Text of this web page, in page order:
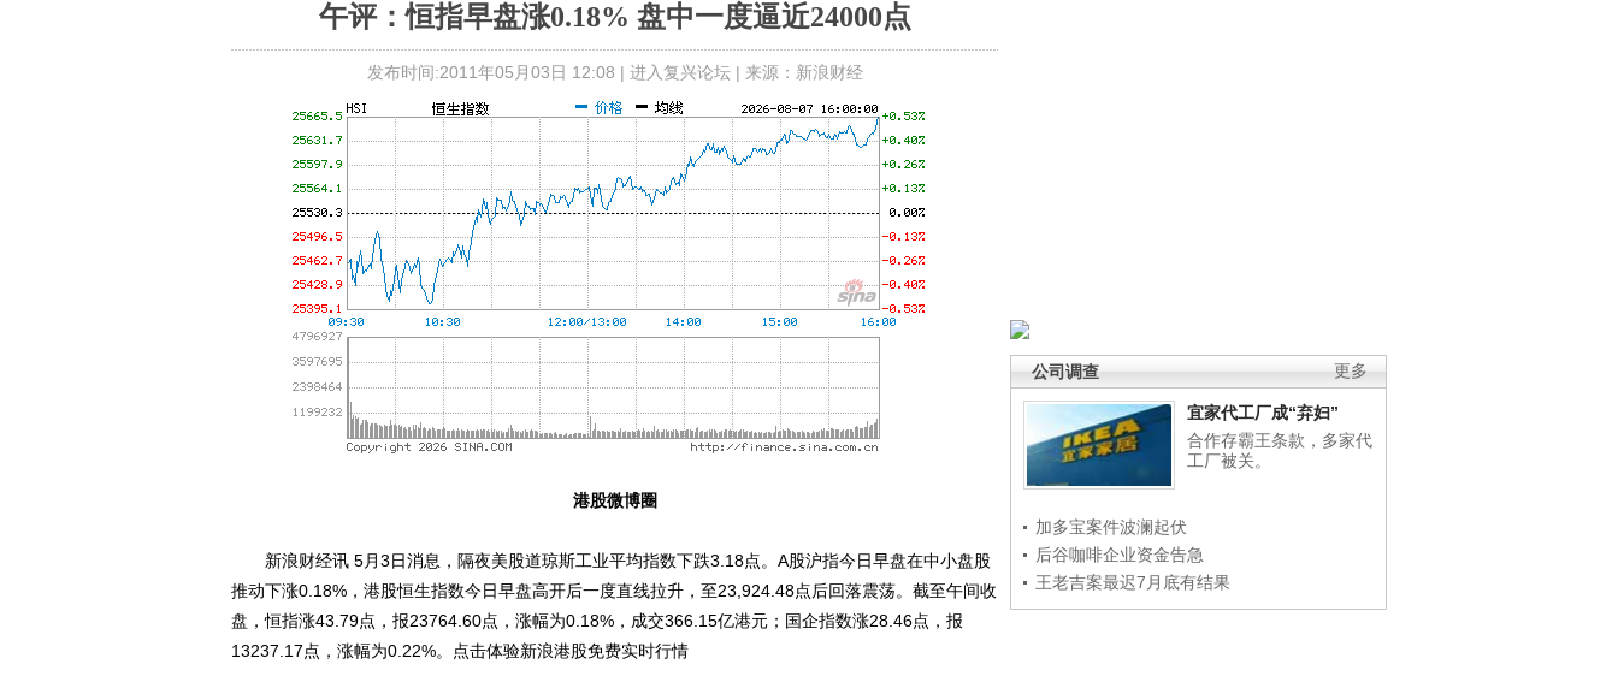
午评：恒指早盘涨0.18% 盘中一度逼近24000点
发布时间:2011年05月03日 12:08 | 进入复兴论坛| 来源：新浪财经
更多
公司调查
宜家代工厂成“弃妇”
合作存霸王条款，多家代
工厂被关。
加多宝案件波澜起伏
后谷咖啡企业资金告急
王老吉案最迟7月底有结果
港股微博圈
新浪财经讯 5月3日消息，隔夜美股道琼斯工业平均指数下跌3.18点。A股沪指今日早盘在中小盘股
推动下涨0.18%，港股恒生指数今日早盘高开后一度直线拉升，至23,924.48点后回落震荡。截至午间收
盘，恒指涨43.79点，报23764.60点，涨幅为0.18%，成交366.15亿港元；国企指数涨28.46点，报
13237.17点，涨幅为0.22%。点击体验新浪港股免费实时行情